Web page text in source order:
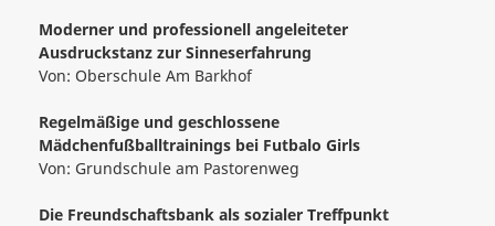
Moderner und professionell angeleiteter
Ausdruckstanz zur Sinneserfahrung
Von: Oberschule Am Barkhof
Regelmäßige und geschlossene
Mädchenfußballtrainings bei Futbalo Girls
Von: Grundschule am Pastorenweg
Die Freundschaftsbank als sozialer Treffpunkt